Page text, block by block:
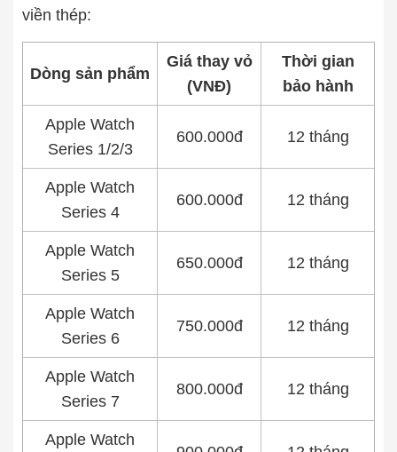
viền thép:
Dòng sản phẩm
Giá thay vỏ
(VNĐ)
Thời gian
bảo hành
Apple Watch
Series 1/2/3
600.000đ 12 tháng
Apple Watch
Series 4
600.000đ 12 tháng
Apple Watch
Series 5
650.000đ 12 tháng
Apple Watch
Series 6
750.000đ 12 tháng
Apple Watch
Series 7
800.000đ 12 tháng
Apple Watch